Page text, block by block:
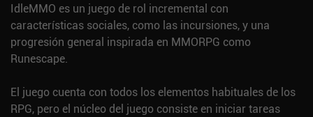
IdleMMO es un juego de rol incremental con
características sociales, como las incursiones, y una
progresión general inspirada en MMORPG como
Runescape.
El juego cuenta con todos los elementos habituales de los
RPG, pero el núcleo del juego consiste en iniciar tareas